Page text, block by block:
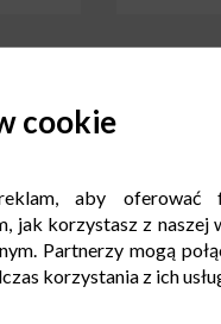
cookie
aby oferować
jak korzystasz z naszej
Partnerzy mogą
korzystania z ich